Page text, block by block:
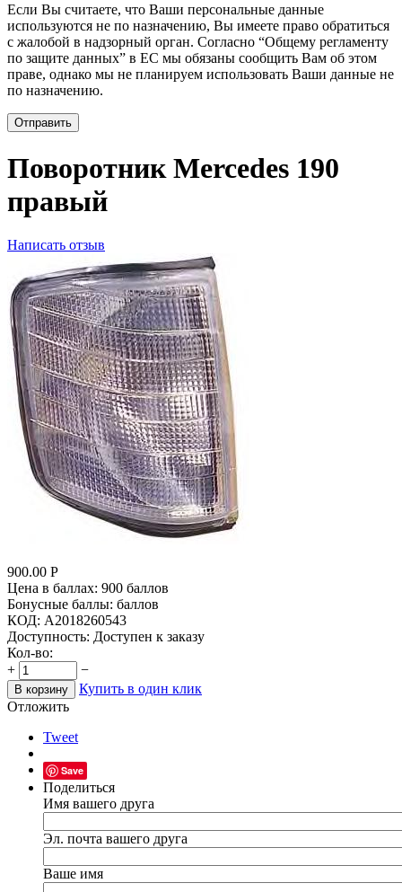
Если Вы считаете, что Ваши персональные данные
используются не по назначению, Вы имеете право обратиться
с жалобой в надзорный орган. Согласно “Общему регламенту
по защите данных” в ЕС мы обязаны сообщить Вам об этом
праве, однако мы не планируем использовать Ваши данные не
по назначению.
Отправить
Поворотник Mercedes 190
правый
Написать отзыв
900.00 Р
Цена в баллах: 900 баллов
Бонусные баллы: баллов
КОД: A2018260543
Доступность: Доступен к заказу
Кол-во:
+
−
В корзину
Купить в один клик
Отложить
Tweet
Save
Поделиться
Имя вашего друга
Эл. почта вашего друга
Ваше имя